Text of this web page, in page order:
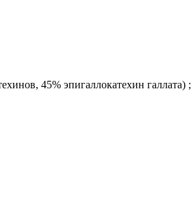
45% эпигаллокатехин галлата) ;